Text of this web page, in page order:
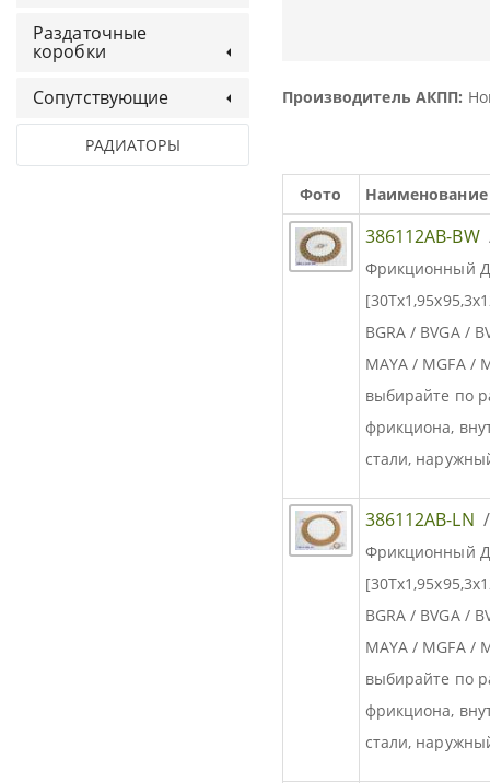
Раздаточные
коробки
Сопутствующие
РАДИАТОРЫ
Производитель АКПП:
Фото Наименование
386112AB-BW
Фрикционный
BGRA / BVGA /
MAYA / MGFA
выбирайте по
фрикциона,
стали,
386112AB-LN
Фрикционный
BGRA / BVGA /
MAYA / MGFA
выбирайте по
фрикциона,
стали,